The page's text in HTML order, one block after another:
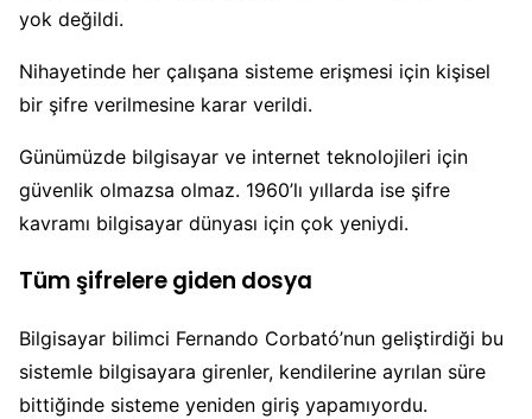
yok değildi.
Nihayetinde her çalışana sisteme erişmesi için kişisel
bir şifre verilmesine karar verildi.
Günümüzde bilgisayar ve internet teknolojileri için
güvenlik olmazsa olmaz. 1960’lı yıllarda ise şifre
kavramı bilgisayar dünyası için çok yeniydi.
Tüm şifrelere giden dosya
Bilgisayar bilimci Fernando Corbató’nun geliştirdiği bu
sistemle bilgisayara girenler, kendilerine ayrılan süre
bittiğinde sisteme yeniden giriş yapamıyordu.